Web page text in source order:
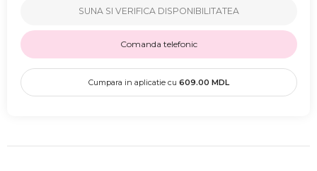
SUNA SI VERIFICA DISPONIBILITATEA
Comanda telefonic
Cumpara in aplicatie cu 609.00 MDL